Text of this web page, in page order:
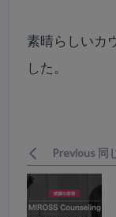
素晴らしいカ
した。
Previous 同